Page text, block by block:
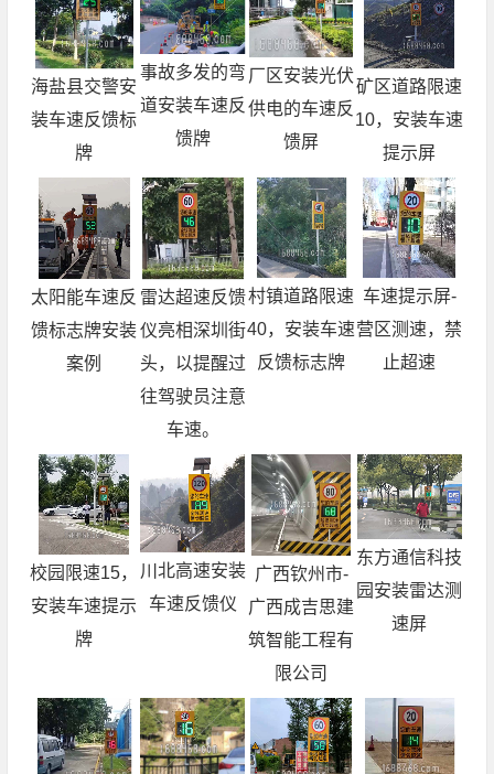
海盐县交警安
装车速反馈标
牌
事故多发的弯
道安装车速反
馈牌
厂区安装光伏
供电的车速反
馈屏
矿区道路限速
10，安装车速
提示屏
太阳能车速反
馈标志牌安装
案例
雷达超速反馈
仪亮相深圳街
头，以提醒过
往驾驶员注意
车速。
村镇道路限速
40，安装车速
反馈标志牌
车速提示屏-
营区测速，禁
止超速
校园限速15，
安装车速提示
牌
川北高速安装
车速反馈仪
广西钦州市-
广西成吉思建
筑智能工程有
限公司
东方通信科技
园安装雷达测
速屏